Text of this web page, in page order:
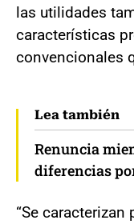
las utilidades
características
convencionales
Lea también
Renuncia
diferencias
“Se